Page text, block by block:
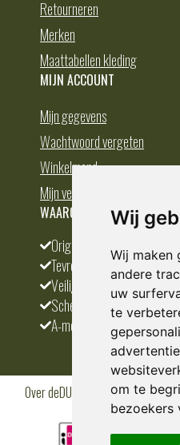
Wij
Wij maken
andere
uw
te
om te
bezoekers
Retourneren
Merken
Maattabellen kleding
MIJN ACCOUNT
Mijn gegevens
Wachtwoord vergeten
Winkelmand
Mijn verlanglijst
WAAROM BESTELLEN BIJ
Origineel en divers
Tevreden klanten
Veilig betalen
Scherpste prijs
A-merken
Over deDUMP.nl Algemene